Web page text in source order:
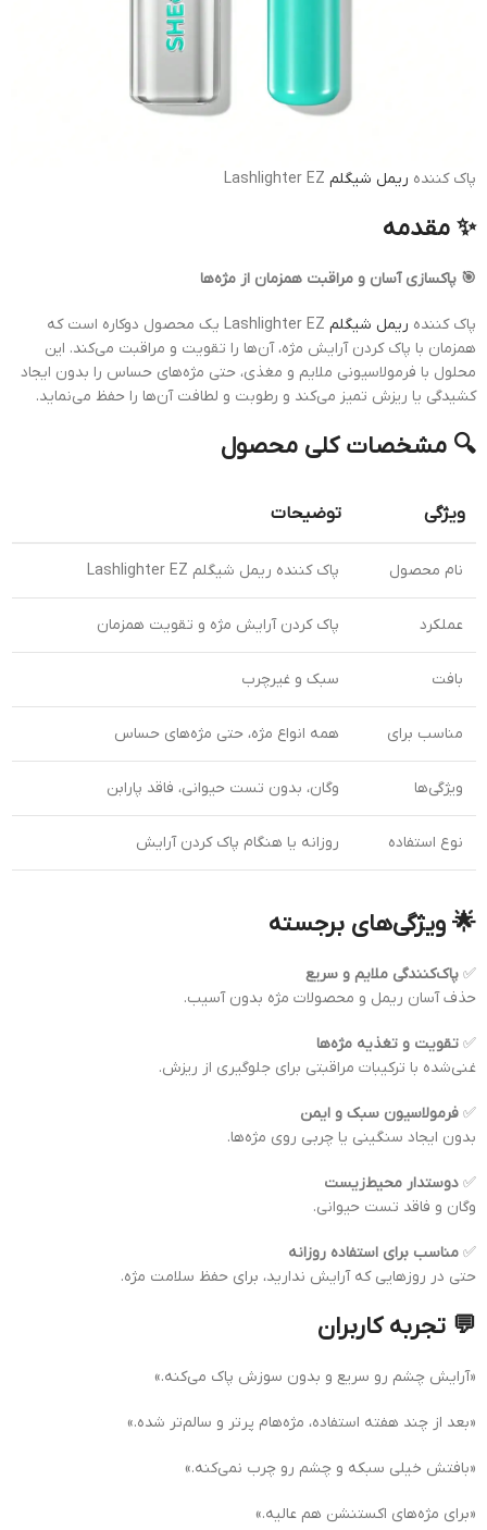
پاک کننده ریمل شیگلم
✨ مقدمه
🎯 پاکسازی آسان و مراقبت همزمان از مژه‌ها
پاک کننده ریمل شیگلم
Lashlighter EZ یک محصول دوکاره است که
همزمان با پاک کردن آرایش مژه، آن‌ها را تقویت و مراقبت می‌کند. این
محلول با فرمولاسیونی ملایم و مغذی، حتی مژه‌های حساس را بدون ایجاد
کشیدگی یا ریزش تمیز می‌کند و رطوبت و لطافت آن‌ها را حفظ می‌نماید.
🔍 مشخصات کلی محصول
ویژگی توضیحات
نام محصول پاک کننده ریمل شیگلم Lashlighter EZ
عملکرد پاک کردن آرایش مژه و تقویت همزمان
بافت سبک و غیرچرب
مناسب برای همه انواع مژه، حتی مژه‌های حساس
ویژگی‌ها وگان، بدون تست حیوانی، فاقد پارابن
نوع استفاده روزانه یا هنگام پاک کردن آرایش
🌟 ویژگی‌های برجسته
✅ پاک‌کنندگی ملایم و سریع
حذف آسان ریمل و محصولات مژه بدون آسیب.
✅ تقویت و تغذیه مژه‌ها
غنی‌شده با ترکیبات مراقبتی برای جلوگیری از ریزش.
✅ فرمولاسیون سبک و ایمن
بدون ایجاد سنگینی یا چربی روی مژه‌ها.
✅ دوستدار محیط‌زیست
وگان و فاقد تست حیوانی.
✅ مناسب برای استفاده روزانه
حتی در روزهایی که آرایش ندارید، برای حفظ سلامت مژه.
💬 تجربه کاربران
«آرایش چشم رو سریع و بدون سوزش پاک می‌کنه.»
«بعد از چند هفته استفاده، مژه‌هام پرتر و سالم‌تر شده.»
«بافتش خیلی سبکه و چشم رو چرب نمی‌کنه.»
«برای مژه‌های اکستنشن هم عالیه.»